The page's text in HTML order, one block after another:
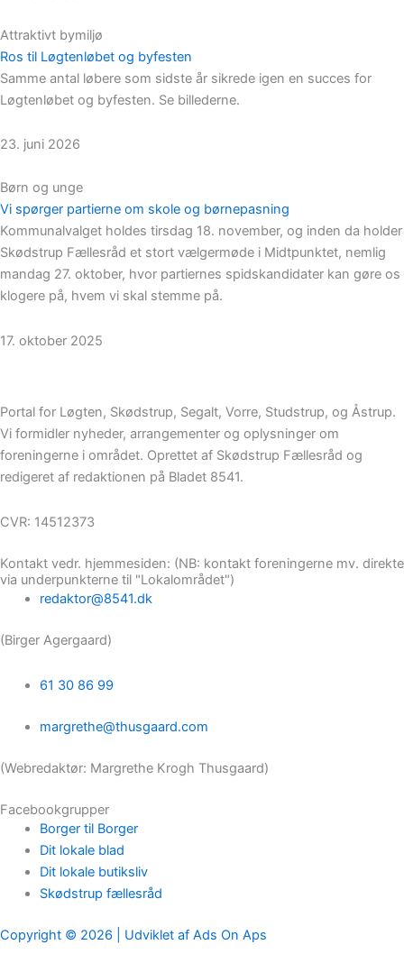
Attraktivt bymiljø
Ros til Løgtenløbet og byfesten
Samme antal løbere som sidste år sikrede igen en succes for
Løgtenløbet og byfesten. Se billederne.
23. juni 2026
Børn og unge
Vi spørger partierne om skole og børnepasning
Kommunalvalget holdes tirsdag 18. november, og inden da holder
Skødstrup Fællesråd et stort vælgermøde i Midtpunktet, nemlig
mandag 27. oktober, hvor partiernes spidskandidater kan gøre os
klogere på, hvem vi skal stemme på.
17. oktober 2025
Portal for Løgten, Skødstrup, Segalt, Vorre, Studstrup, og Åstrup.
Vi formidler nyheder, arrangementer og oplysninger om
foreningerne i området. Oprettet af Skødstrup Fællesråd og
redigeret af redaktionen på Bladet 8541.
CVR: 14512373
Kontakt vedr. hjemmesiden: (NB: kontakt foreningerne mv. direkte
via underpunkterne til "Lokalområdet")
redaktor@8541.dk
(Birger Agergaard)
61 30 86 99
margrethe@thusgaard.com
(Webredaktør: Margrethe Krogh Thusgaard)
Facebookgrupper
Borger til Borger
Dit lokale blad
Dit lokale butiksliv
Skødstrup fællesråd
Copyright © 2026 | Udviklet af Ads On Aps